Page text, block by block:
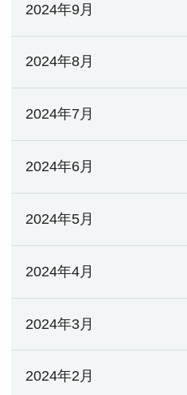
2024年9月
2024年8月
2024年7月
2024年6月
2024年5月
2024年4月
2024年3月
2024年2月